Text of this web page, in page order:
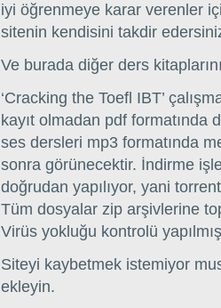
iyi öğrenmeye karar verenler
sitenin kendisini takdir
Ve burada diğer ders
‘Cracking the Toefl IBT’
kayıt olmadan pdf formatında
ses dersleri mp3 formatında
sonra görünecektir. İndirme
doğrudan yapılıyor, yani
Tüm dosyalar zip arşivlerine
Virüs yokluğu kontrolü
Siteyi kaybetmek istemiyor
ekleyin.